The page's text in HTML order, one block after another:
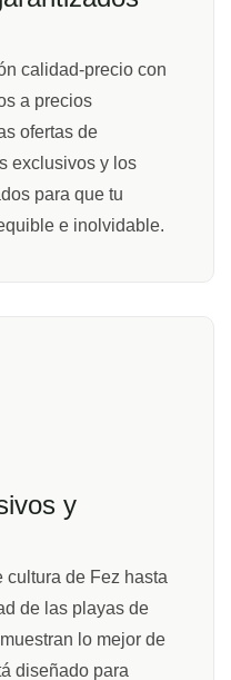
calidad-precio con
a precios
ofertas de
exclusivos y los
para que tu
e inolvidable.
y
cultura de Fez hasta
de las playas de
lo mejor de
diseñado para